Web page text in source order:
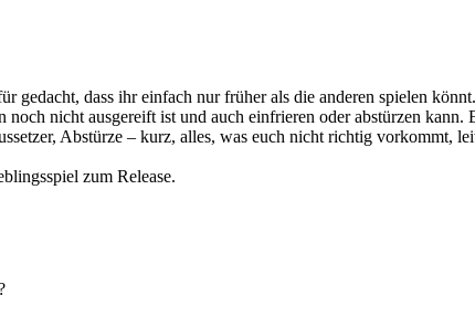
gedacht, dass ihr einfach nur früher als die anderen spielen könnt.
nicht ausgereift ist und auch einfrieren oder abstürzen kann.
Abstürze – kurz, alles, was euch nicht richtig vorkommt,
zum Release.